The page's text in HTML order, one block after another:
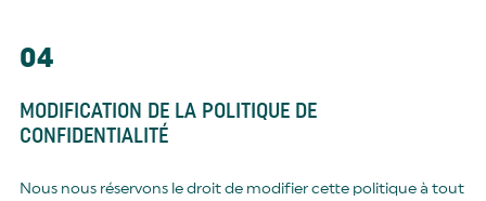
04
MODIFICATION DE LA POLITIQUE DE
CONFIDENTIALITÉ
Nous nous réservons le droit de modifier cette politique à tout